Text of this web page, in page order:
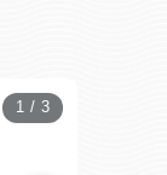
1 / 3